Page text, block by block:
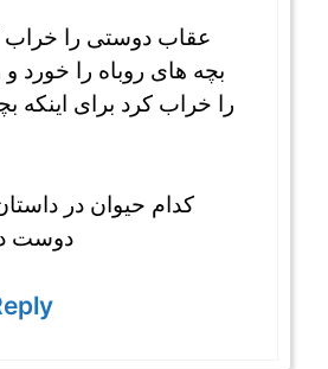
بچه های روباه را خورد
را خراب کرد برای اینکه
دوست